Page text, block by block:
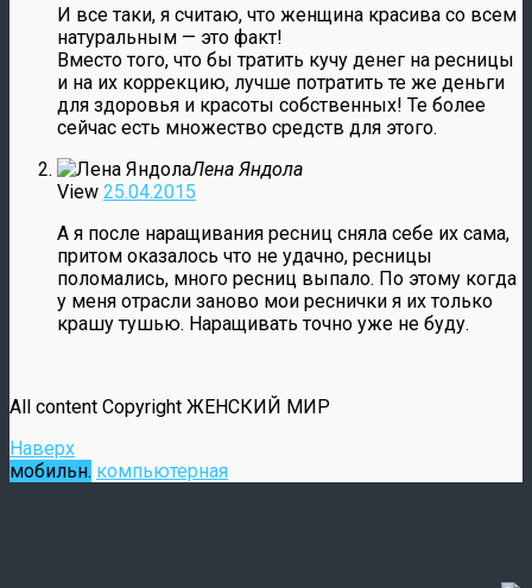
И все таки, я считаю, что женщина красива со всем
натуральным — это факт!
Вместо того, что бы тратить кучу денег на ресницы
и на их коррекцию, лучше потратить те же деньги
для здоровья и красоты собственных! Те более
сейчас есть множество средств для этого.
Лена Яндола
View 25.04.2015
А я после наращивания ресниц сняла себе их сама,
притом оказалось что не удачно, ресницы
поломались, много ресниц выпало. По этому когда
у меня отрасли заново мои реснички я их только
крашу тушью. Наращивать точно уже не буду.
All content Copyright ЖЕНСКИЙ МИР
Наверх
мобильн. компьютерная